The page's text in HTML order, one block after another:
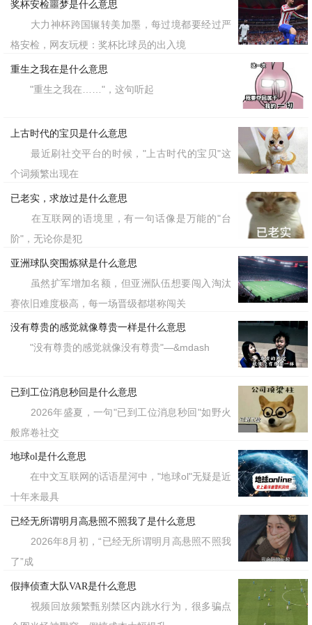
奖杯安检噩梦是什么意思
大力神杯跨国辗转美加墨，每过境都要经过严
格安检，网友玩梗：奖杯比球员的出入境
重生之我在是什么意思
"重生之我在……"，这句听起
上古时代的宝贝是什么意思
最近刷社交平台的时候，"上古时代的宝贝"这
个词频繁出现在
已老实，求放过是什么意思
在互联网的语境里，有一句话像是万能的"台
阶"，无论你是犯
亚洲球队突围炼狱是什么意思
虽然扩军增加名额，但亚洲队伍想要闯入淘汰
赛依旧难度极高，每一场晋级都堪称闯关
没有尊贵的感觉就像尊贵一样是什么意思
"没有尊贵的感觉就像没有尊贵"—&mdash
已到工位消息秒回是什么意思
2026年盛夏，一句"已到工位消息秒回"如野火
般席卷社交
地球ol是什么意思
在中文互联网的话语星河中，"地球ol"无疑是近
十年来最具
已经无所谓明月高悬照不照我了是什么意思
2026年8月初，“已经无所谓明月高悬照不照我
了”成
假摔侦查大队VAR是什么意思
视频回放频繁甄别禁区内跳水行为，很多骗点